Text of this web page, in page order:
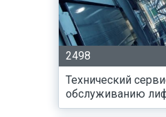
2498
Технический
обслуживанию